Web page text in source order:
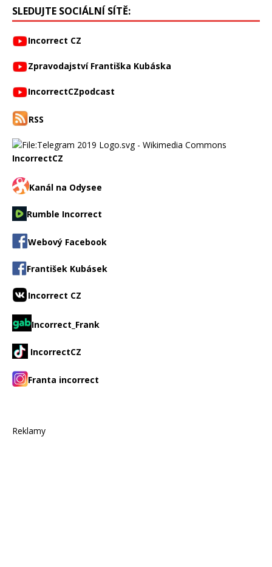
SLEDUJTE SOCIÁLNÍ SÍTĚ:
Incorrect CZ
Zpravodajství Františka Kubáska
IncorrectCZpodcast
RSS
IncorrectCZ
Kanál na Odysee
Rumble Incorrect
Webový Facebook
František Kubásek
Incorrect CZ
Incorrect_Frank
IncorrectCZ
Franta incorrect
Reklamy